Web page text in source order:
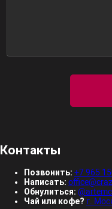
Контакты
Позвонить: +7 965
Написать:
Обнулиться:
Чай или кофе? г.